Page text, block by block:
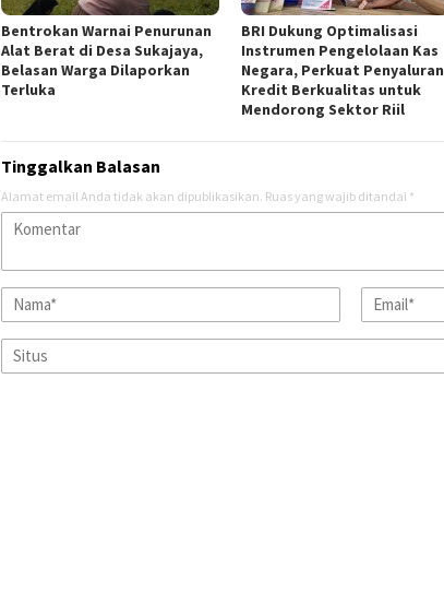
Bentrokan Warnai Penurunan
Alat Berat di Desa Sukajaya,
Belasan Warga Dilaporkan
Terluka
BRI Dukung Optimalisasi
Instrumen Pengelolaan Kas
Negara, Perkuat Penyaluran
Kredit Berkualitas untuk
Mendorong Sektor Riil
Tinggalkan Balasan
Alamat email Anda tidak akan dipublikasikan. Ruas yang wajib ditandai *